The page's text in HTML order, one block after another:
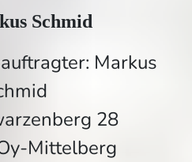
Schmid
Markus
28
Mittelberg